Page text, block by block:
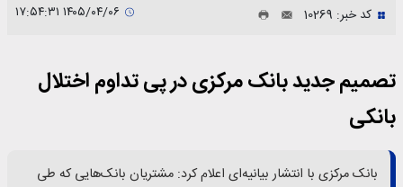
کد خبر: 10269
تصمیم جدید بانک مرکزی در پی تداوم اختلال
بانکی
بانک مرکزی با انتشار بیانیه‌ای اعلام کرد: مشتریان بانک‌هایی که طی